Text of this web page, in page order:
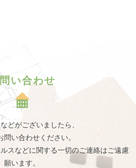
い合わせ
どがございましたら、
問い合わせください。
スなどに関する一切のご連絡はご遠慮
願います。